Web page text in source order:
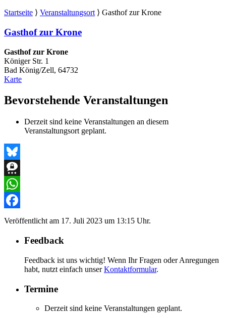
Startseite ⟩ Veranstaltungsort ⟩ Gasthof zur Krone
Gasthof zur Krone
Gasthof zur Krone
Königer Str. 1
Bad König/Zell, 64732
KarteGasthof
Krone
Bevorstehende Veranstaltungen
Derzeit sind keine Veranstaltungen an diesem
Veranstaltungsort geplant.
Bluesky
Threema
WhatsApp
Facebook
Veröffentlicht am 17. Juli 2023 um 13:15 Uhr.
Feedback
Feedback ist uns wichtig! Wenn Ihr Fragen oder Anregungen
habt, nutzt einfach unserKontaktformular.
Termine
Derzeit sind keine Veranstaltungen geplant.